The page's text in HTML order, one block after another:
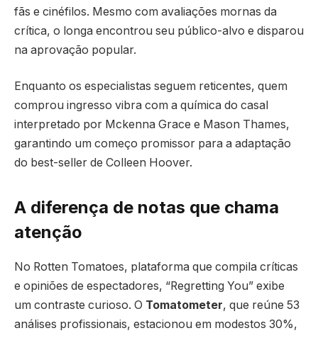
fãs e cinéfilos. Mesmo com avaliações mornas da
crítica, o longa encontrou seu público-alvo e disparou
na aprovação popular.
Enquanto os especialistas seguem reticentes, quem
comprou ingresso vibra com a química do casal
interpretado por Mckenna Grace e Mason Thames,
garantindo um começo promissor para a adaptação
do best-seller de Colleen Hoover.
A diferença de notas que chama
atenção
No Rotten Tomatoes, plataforma que compila críticas
e opiniões de espectadores, “Regretting You” exibe
um contraste curioso. O Tomatometer, que reúne 53
análises profissionais, estacionou em modestos 30%,